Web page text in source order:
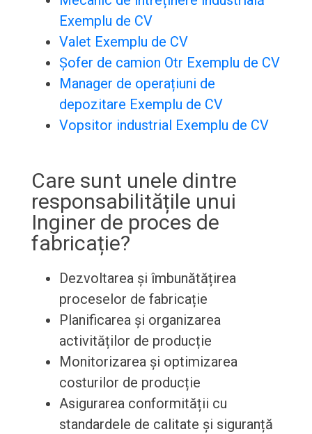
Exemplu de CV
Valet Exemplu de CV
Șofer de camion Otr Exemplu de CV
Manager de operațiuni de
depozitare Exemplu de CV
Vopsitor industrial Exemplu de CV
Care sunt unele dintre
responsabilitățile unui
Inginer de proces de
fabricație?
Dezvoltarea și îmbunătățirea
proceselor de fabricație
Planificarea și organizarea
activităților de producție
Monitorizarea și optimizarea
costurilor de producție
Asigurarea conformității cu
standardele de calitate și siguranță